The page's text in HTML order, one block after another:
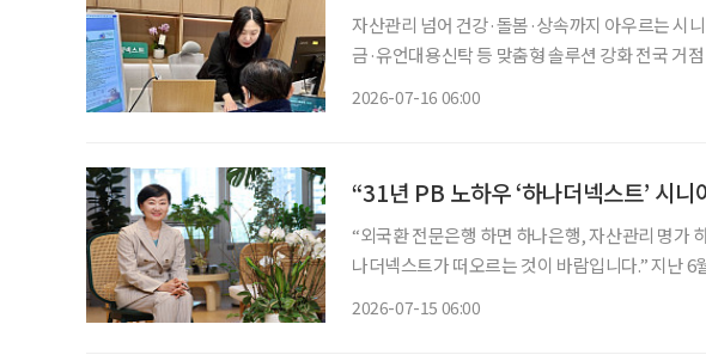
자산관리 넘어 건강·돌봄·상속까지 아우르는 시
금·유언대용신탁 등 맞춤형 솔루션 강화 전국 거
2026-07-16 06:00
“31년 PB 노하우 ‘하나더넥스트’ 시니
“외국환 전문은행 하면 하나은행, 자산관리 명가
나더넥스트가 떠오르는 것이 바람입니다.” 지난 6월 서울 중구 하나은행 본점에서 만난 이은
2026-07-15 06:00